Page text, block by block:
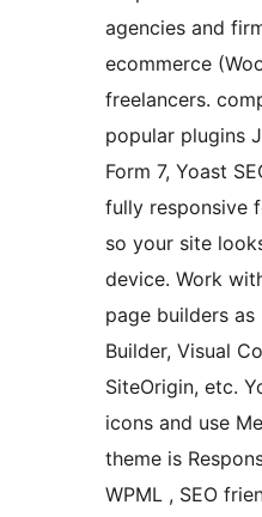
agencies and
ecommerce
freelancers.
popular plugins
Form 7, Yoast
fully responsive
so your site
device. Work
page builders as
Builder, Visual
SiteOrigin, etc.
icons and use
theme is
WPML , SEO